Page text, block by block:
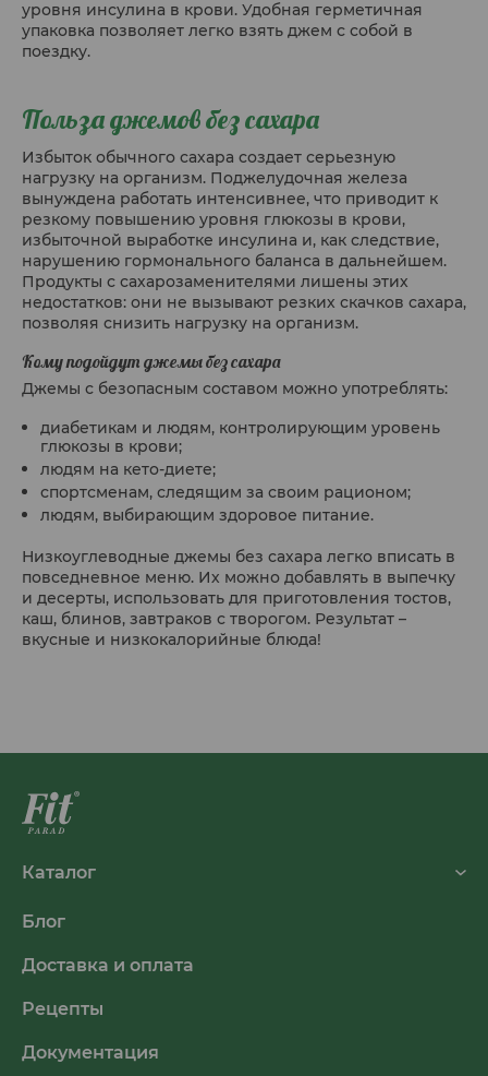
уровня инсулина в крови. Удобная герметичная
упаковка позволяет легко взять джем с собой в
поездку.
Польза джемов без сахара
Избыток обычного сахара создает серьезную
нагрузку на организм. Поджелудочная железа
вынуждена работать интенсивнее, что приводит к
резкому повышению уровня глюкозы в крови,
избыточной выработке инсулина и, как следствие,
нарушению гормонального баланса в дальнейшем.
Продукты с сахарозаменителями лишены этих
недостатков: они не вызывают резких скачков сахара,
позволяя снизить нагрузку на организм.
Кому подойдут джемы без сахара
Джемы с безопасным составом можно употреблять:
диабетикам и людям, контролирующим уровень
глюкозы в крови;
людям на кето-диете;
спортсменам, следящим за своим рационом;
людям, выбирающим здоровое питание.
Низкоуглеводные джемы без сахара легко вписать в
повседневное меню. Их можно добавлять в выпечку
и десерты, использовать для приготовления тостов,
каш, блинов, завтраков с творогом. Результат –
вкусные и низкокалорийные блюда!
Каталог
Блог
Доставка и оплата
Рецепты
Документация